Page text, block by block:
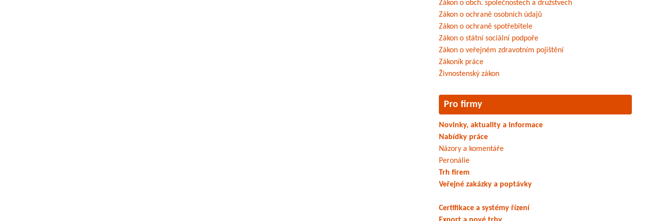
Zákon o obch. společnostech a družstvech
Zákon o ochraně osobních údajů
Zákon o ochraně spotřebitele
Zákon o státní sociální podpoře
Zákon o veřejném zdravotním pojištění
Zákoník práce
Živnostenský zákon
Pro firmy
Novinky, aktuality a informace
Nabídky práce
Názory a komentáře
Peronálie
Trh firem
Veřejné zakázky a poptávky
Certifikace a systémy řízení